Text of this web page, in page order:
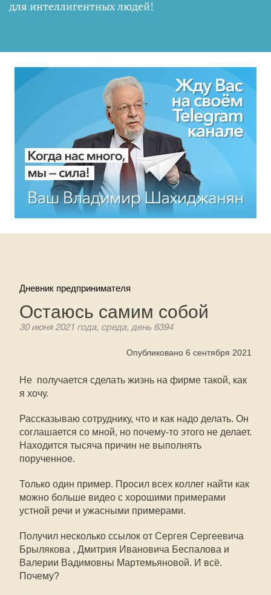
для интеллигентных людей!
Дневник предпринимателя
Остаюсь самим собой
30 июня 2021 года, среда, день 6394
Опубликовано 6 сентября 2021
Не получается сделать жизнь на фирме такой, как
я хочу.
Рассказываю сотруднику, что и как надо делать. Он
соглашается со мной, но почему-то этого не делает.
Находится тысяча причин не выполнять
порученное.
Только один пример. Просил всех коллег найти как
можно больше видео с хорошими примерами
устной речи и ужасными примерами.
Получил несколько ссылок от Сергея Сергеевича
Брылякова , Дмитрия Ивановича Беспалова и
Валерии Вадимовны Мартемьяновой. И всё.
Почему?